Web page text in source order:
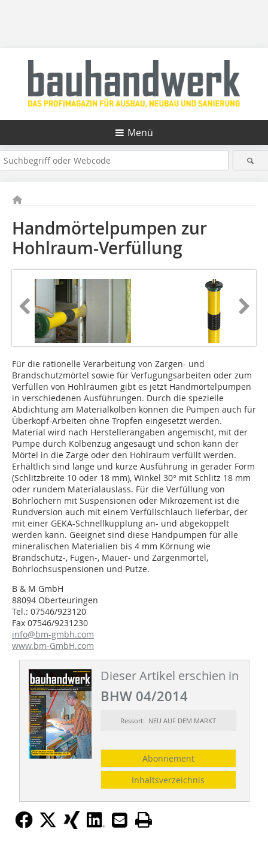
Menü
Handmörtelpumpen zur
Hohlraum-Verfüllung
Für die rationelle Verarbeitung von Zargen- und
Brandschutzmörtel sowie für Verfugungsarbeiten oder zum
Verfüllen von Hohlräumen gibt es jetzt Handmörtelpumpen
in verschiedenen Ausführungen. Durch die spezielle
Abdichtung am Materialkolben können die Pumpen auch für
Überkopf-Arbeiten ohne Tropfen eingesetzt werden.
Material wird nach Herstellerangaben angemischt, mit der
Pumpe durch Kolbenzug angesaugt und schon kann der
Mörtel in die Zarge oder den Hohlraum verfüllt werden.
Erhältlich sind lange und kurze Ausführung in gerader Form
(Schlitzbreite 10 oder 18 mm), Winkel 30° mit Schlitz 18 mm
oder rundem Materialauslass. Für die Verfüllung von
Bohrlöchern mit Suspensionen oder Mikrozement ist die
Rundversion auch mit einem Verfüllschlauch lieferbar, der
mit einer GEKA-Schnellkupplung an- und abgekoppelt
werden kann. Geeignet sind diese Handpumpen für alle
mineralischen Materialien bis 4 mm Körnung wie
Brandschutz-, Fugen-, Mauer- und Zargenmörtel,
Bohrlochsuspensionen und Putze.
B & M GmbH
88094 Oberteuringen
Tel.: 07546/923120
Fax 07546/9231230
info@bm-gmbh.com
www.bm-GmbH.com
Dieser Artikel erschien in
BHW 04/2014
Ressort: NEU AUF DEM MARKT
Abonnement
Inhaltsverzeichnis